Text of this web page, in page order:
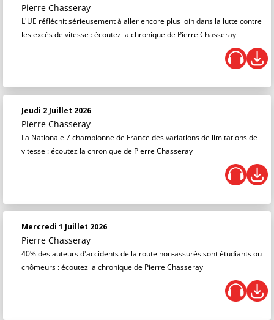
Pierre Chasseray
L'UE réfléchit sérieusement à aller encore plus loin dans la lutte contre
les excès de vitesse : écoutez la chronique de Pierre Chasseray
Jeudi 2 Juillet 2026
Pierre Chasseray
La Nationale 7 championne de France des variations de limitations de
vitesse : écoutez la chronique de Pierre Chasseray
Mercredi 1 Juillet 2026
Pierre Chasseray
40% des auteurs d'accidents de la route non-assurés sont étudiants ou
chômeurs : écoutez la chronique de Pierre Chasseray